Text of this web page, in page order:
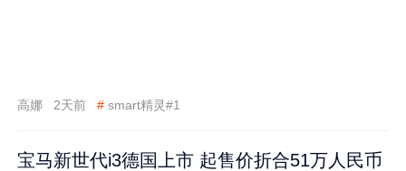
高娜 2天前 # smart精灵#1
宝马新世代i3德国上市 起售价折合51万人民币